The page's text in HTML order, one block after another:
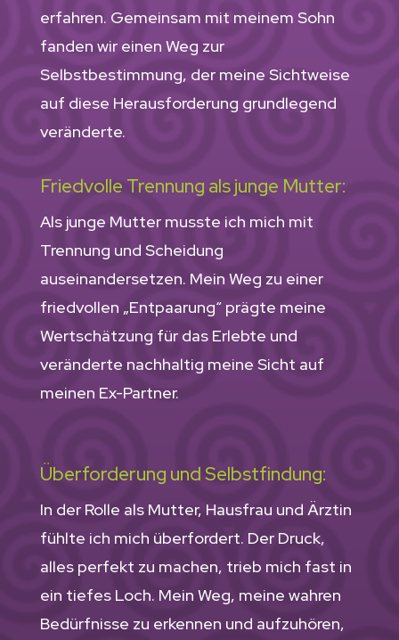
erfahren. Gemeinsam mit meinem Sohn
fanden wir einen Weg zur
Selbstbestimmung, der meine Sichtweise
auf diese Herausforderung grundlegend
veränderte.
Friedvolle Trennung als junge Mutter:
Als junge Mutter musste ich mich mit
Trennung und Scheidung
auseinandersetzen. Mein Weg zu einer
friedvollen „Entpaarung“ prägte meine
Wertschätzung für das Erlebte und
veränderte nachhaltig meine Sicht auf
meinen Ex-Partner.
Überforderung und Selbstfindung:
In der Rolle als Mutter, Hausfrau und Ärztin
fühlte ich mich überfordert. Der Druck,
alles perfekt zu machen, trieb mich fast in
ein tiefes Loch. Mein Weg, meine wahren
Bedürfnisse zu erkennen und aufzuhören,